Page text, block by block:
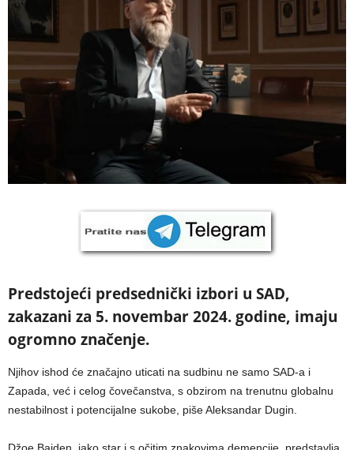
Predstojeći predsednički izbori u SAD,
zakazani za 5. novembar 2024. godine, imaju
ogromno značenje.
Njihov ishod će značajno uticati na sudbinu ne samo SAD-a i
Zapada, već i celog čovečanstva, s obzirom na trenutnu globalnu
nestabilnost i potencijalne sukobe, piše Aleksandar Dugin.
Džoe Bajden, iako star i s očitim znakovima demencije, predstavlja